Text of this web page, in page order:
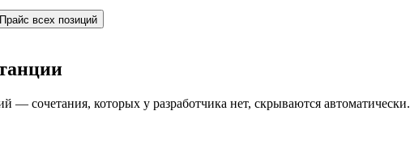
всех позиций
сочетания, которых у разработчика нет, скрываются автоматически.